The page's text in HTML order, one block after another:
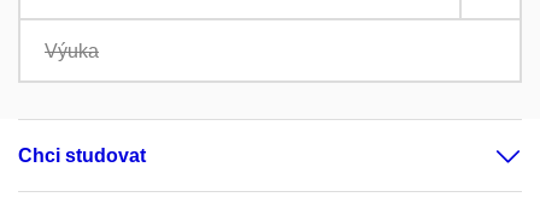
Výuka
Chci studovat